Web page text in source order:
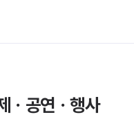
ㆍ공연ㆍ행사